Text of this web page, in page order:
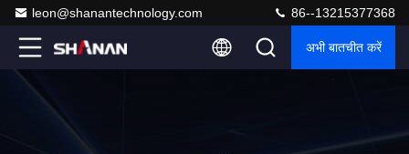
leon@shanantechnology.com 86--13215377368
अभी बातचीत करें